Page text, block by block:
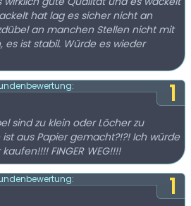
hat lag es sicher nicht an
an manchen Stellen nicht mit
es ist stabil. Würde es wieder
1
sind zu klein oder Löcher zu
aus Papier gemacht?!?! Ich würde
FINGER WEG!!!!
1